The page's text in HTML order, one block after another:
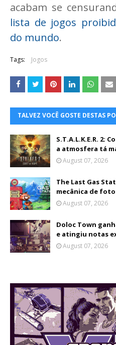
acabam se
lista de jogos
do mundo.
Tags: Jogos
TALVEZ VOCÊ GOSTE DESTAS
S.T.A.L.K.E.R. 2:
a atmosfera tá
August 07, 2026
The Last Gas
mecânica de
August 07, 2026
Doloc Town
e atingiu notas
August 07, 2026